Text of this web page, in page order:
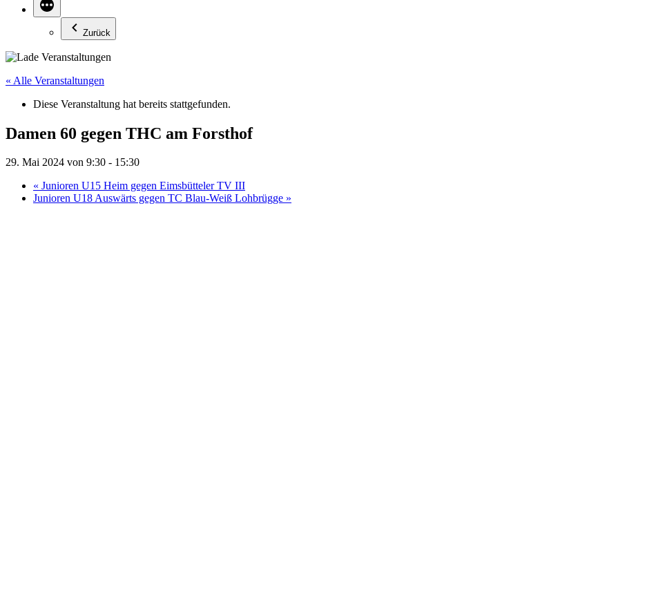
Zurück
« Alle Veranstaltungen
Diese Veranstaltung hat bereits stattgefunden.
Damen 60 gegen THC am Forsthof
29. Mai 2024 von 9:30 - 15:30
« Junioren U15 Heim gegen Eimsbütteler TV III
Junioren U18 Auswärts gegen TC Blau-Weiß Lohbrügge »